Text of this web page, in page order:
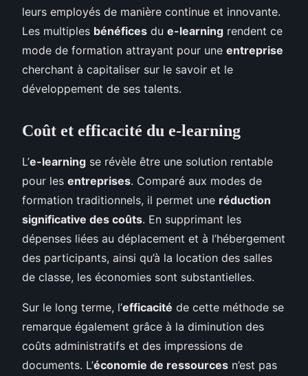
leurs employés de manière continue et innovante.
Les multiples bénéfices du e-learning rendent ce
mode de formation attrayant pour une entreprise
cherchant à capitaliser sur le savoir et le
développement de ses talents.
Coût et efficacité du e-learning
L’e-learning se révèle être une solution rentable
pour les entreprises. Comparé aux modes de
formation traditionnels, il permet une réduction
significative des coûts. En supprimant les
dépenses liées au déplacement et à l’hébergement
des participants, ainsi qu’à la location des salles
de classe, les économies sont substantielles.
Sur le long terme, l’efficacité de cette méthode se
remarque également grâce à la diminution des
coûts administratifs et des impressions de
documents. L’économie de ressources n’est pas